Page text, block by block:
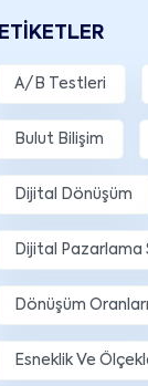
ETIKETLER
A/B Testleri
Bulut Bilişim
Dijital Dönüşüm
Dijital Pazarlama
Dönüşüm Oranları
Esneklik Ve